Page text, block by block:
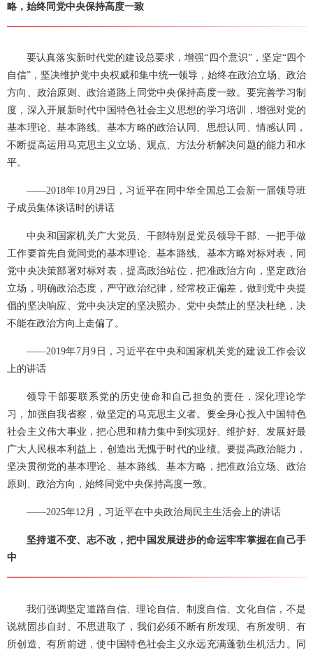
略，始终同党中央保持高度一致
要认真落实新时代党的建设总要求，增强“四个意识”，坚定“四个
自信”，坚决维护党中央权威和集中统一领导，始终在政治立场、政治
方向、政治原则、政治道路上同党中央保持高度一致。要完善学习制
度，深入开展新时代中国特色社会主义思想的学习培训，增强对党的
基本理论、基本路线、基本方略的政治认同、思想认同、情感认同，
不断提高运用马克思主义立场、观点、方法分析解决问题的能力和水
平。
——2018年10月29日，习近平在同中华全国总工会新一届领导班
子成员集体谈话时的讲话
中央和国家机关广大党员、干部特别是党员领导干部、一把手做
工作要首先自觉同党的基本理论、基本路线、基本方略对标对表，同
党中央决策部署对标对表，提高政治站位，把准政治方向，坚定政治
立场，明确政治态度，严守政治纪律，经常校正偏差，做到党中央提
倡的坚决响应、党中央决定的坚决照办、党中央禁止的坚决杜绝，决
不能在政治方向上走偏了。
——2019年7月9日，习近平在中央和国家机关党的建设工作会议
上的讲话
领导干部要联系党的历史使命和自己担负的责任，深化理论学
习，加强自我省察，做坚定的马克思主义者。要全身心投入中国特色
社会主义伟大事业，把心思和精力集中到实现好、维护好、发展好最
广大人民根本利益上，创造出无愧于时代的业绩。要提高政治能力，
坚决贯彻党的基本理论、基本路线、基本方略，把准政治立场、政治
原则、政治方向，始终同党中央保持高度一致。
——2025年12月，习近平在中央政治局民主生活会上的讲话
坚持道不变、志不改，把中国发展进步的命运牢牢掌握在自己手
中
我们强调坚定道路自信、理论自信、制度自信、文化自信，不是
说就固步自封、不思进取了，我们必须不断有所发现、有所发明、有
所创造、有所前进，使中国特色社会主义永远充满蓬勃生机活力。同